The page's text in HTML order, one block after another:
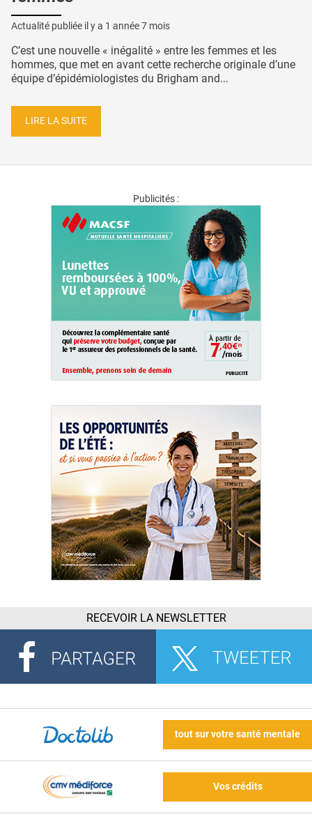
Actualité publiée il y a 1 année 7 mois
C’est une nouvelle « inégalité » entre les femmes et les
hommes, que met en avant cette recherche originale d’une
équipe d’épidémiologistes du Brigham and...
LIRE LA SUITE
Publicités :
RECEVOIR LA NEWSLETTER
tout sur votre santé mentale
Vos crédits